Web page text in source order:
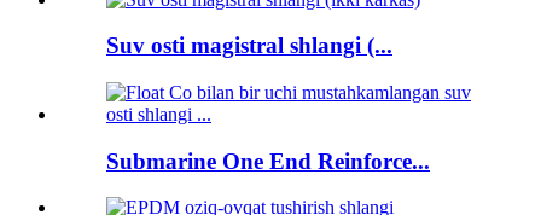
Suv osti magistral shlangi (...
Submarine One End Reinforce...